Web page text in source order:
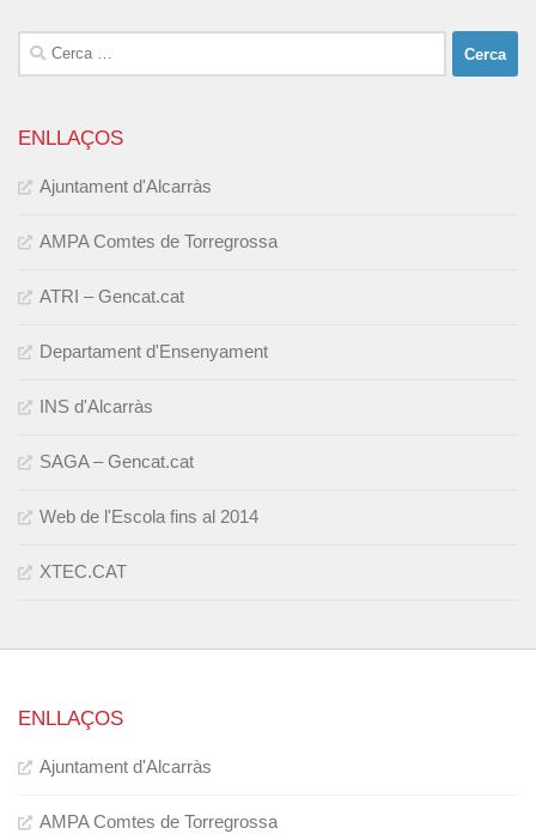
Cerca:
ENLLAÇOS
Ajuntament d'Alcarràs
AMPA Comtes de Torregrossa
ATRI – Gencat.cat
Departament d'Ensenyament
INS d'Alcarràs
SAGA – Gencat.cat
Web de l'Escola fins al 2014
XTEC.CAT
ENLLAÇOS
Ajuntament d'Alcarràs
AMPA Comtes de Torregrossa